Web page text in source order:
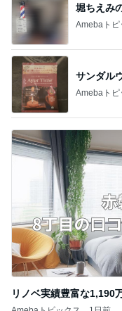
堀ちえみ
Amebaトピ
サンダル
Amebaトピ
リノベ実績豊富な1,190